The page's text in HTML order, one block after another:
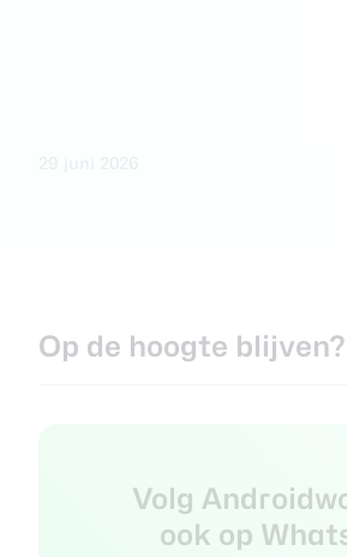
Op de hoogte blijven?
Volg
ook op